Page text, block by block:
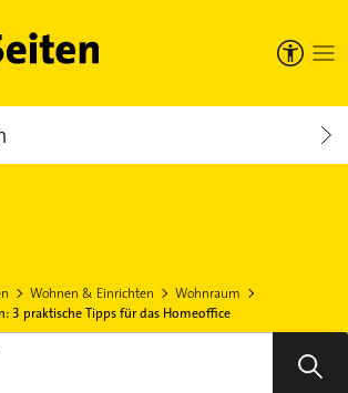
Wohnen & Einrichten
Wohnraum
3 praktische Tipps für das Homeoffice